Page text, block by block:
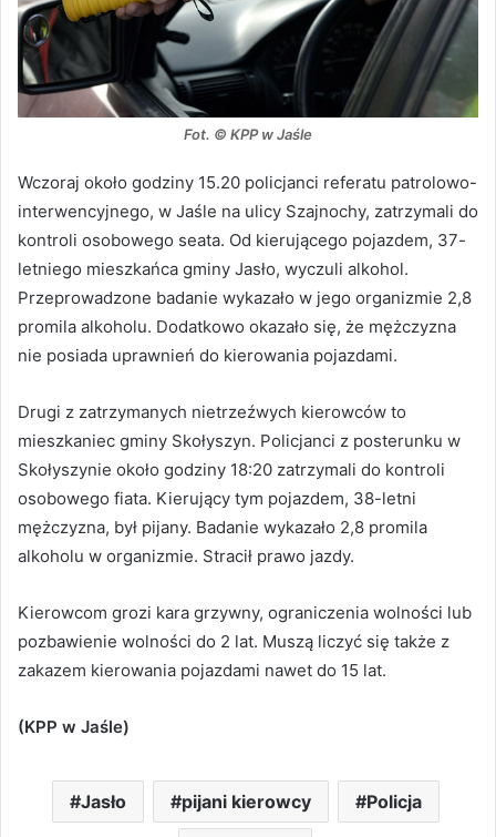
Fot. © KPP w Jaśle
Wczoraj około godziny 15.20 policjanci referatu patrolowo-
interwencyjnego, w Jaśle na ulicy Szajnochy, zatrzymali do
kontroli osobowego seata. Od kierującego pojazdem, 37-
letniego mieszkańca gminy Jasło, wyczuli alkohol.
Przeprowadzone badanie wykazało w jego organizmie 2,8
promila alkoholu. Dodatkowo okazało się, że mężczyzna
nie posiada uprawnień do kierowania pojazdami.
Drugi z zatrzymanych nietrzeźwych kierowców to
mieszkaniec gminy Skołyszyn. Policjanci z posterunku w
Skołyszynie około godziny 18:20 zatrzymali do kontroli
osobowego fiata. Kierujący tym pojazdem, 38-letni
mężczyzna, był pijany. Badanie wykazało 2,8 promila
alkoholu w organizmie. Stracił prawo jazdy.
Kierowcom grozi kara grzywny, ograniczenia wolności lub
pozbawienie wolności do 2 lat. Muszą liczyć się także z
zakazem kierowania pojazdami nawet do 15 lat.
(KPP w Jaśle)
Jasło pijani kierowcy Policja